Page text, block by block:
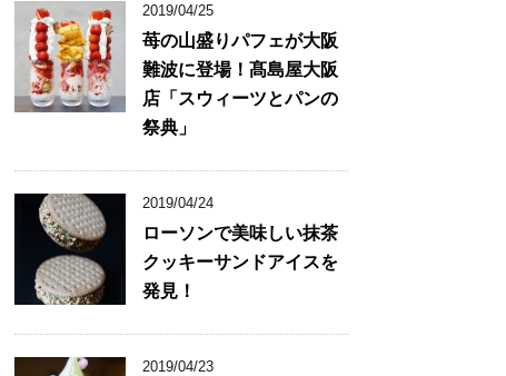
2019/04/25
苺の山盛りパフェが大阪
難波に登場！髙島屋大阪
店「スウィーツとパンの
祭典」
2019/04/24
ローソンで美味しい抹茶
クッキーサンドアイスを
発見！
2019/04/23